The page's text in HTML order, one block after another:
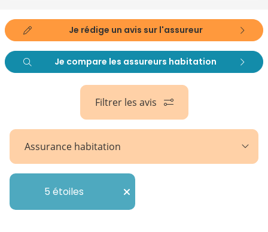
Je rédige un avis sur l'assureur
Je compare les assureurs habitation
Filtrer les avis
Assurance habitation
5 étoiles